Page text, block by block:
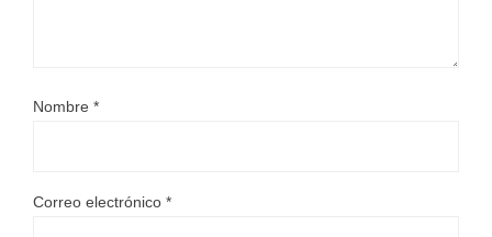
Nombre *
Correo electrónico *